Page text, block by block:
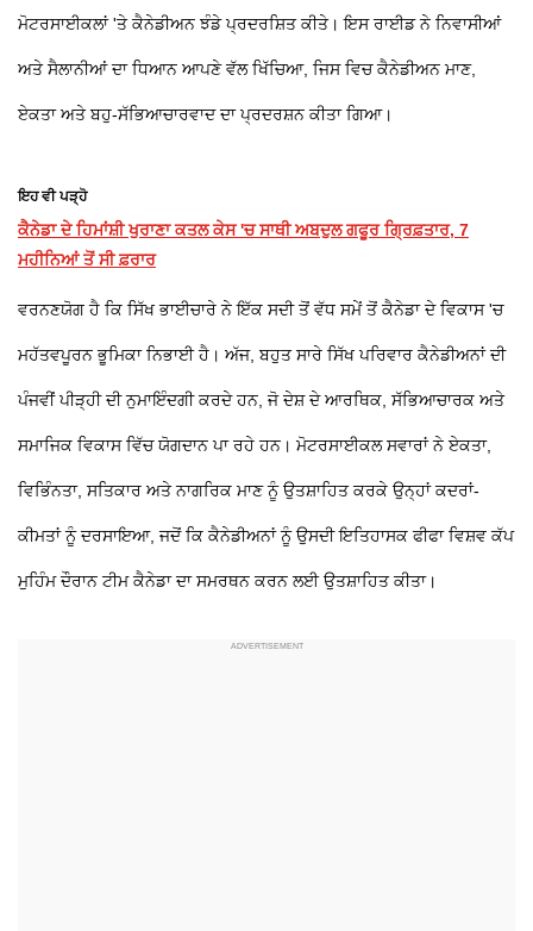
ਮੋਟਰਸਾਈਕਲਾਂ 'ਤੇ ਕੈਨੇਡੀਅਨ ਝੰਡੇ ਪ੍ਰਦਰਸ਼ਿਤ ਕੀਤੇ। ਇਸ ਰਾਈਡ ਨੇ ਨਿਵਾਸੀਆਂ
ਅਤੇ ਸੈਲਾਨੀਆਂ ਦਾ ਧਿਆਨ ਆਪਣੇ ਵੱਲ ਖਿੱਚਿਆ, ਜਿਸ ਵਿਚ ਕੈਨੇਡੀਅਨ ਮਾਣ,
ਏਕਤਾ ਅਤੇ ਬਹੁ-ਸੱਭਿਆਚਾਰਵਾਦ ਦਾ ਪ੍ਰਦਰਸ਼ਨ ਕੀਤਾ ਗਿਆ।
ਇਹ ਵੀ ਪੜ੍ਹੋ
ਕੈਨੇਡਾ ਦੇ ਹਿਮਾਂਸ਼ੀ ਖੁਰਾਣਾ ਕਤਲ ਕੇਸ 'ਚ ਸਾਥੀ ਅਬਦੁਲ ਗਫੂਰ ਗ੍ਰਿਫ਼ਤਾਰ, 7
ਮਹੀਨਿਆਂ ਤੋਂ ਸੀ ਫ਼ਰਾਰ
ਵਰਨਣਯੋਗ ਹੈ ਕਿ ਸਿੱਖ ਭਾਈਚਾਰੇ ਨੇ ਇੱਕ ਸਦੀ ਤੋਂ ਵੱਧ ਸਮੇਂ ਤੋਂ ਕੈਨੇਡਾ ਦੇ ਵਿਕਾਸ 'ਚ
ਮਹੱਤਵਪੂਰਨ ਭੂਮਿਕਾ ਨਿਭਾਈ ਹੈ। ਅੱਜ, ਬਹੁਤ ਸਾਰੇ ਸਿੱਖ ਪਰਿਵਾਰ ਕੈਨੇਡੀਅਨਾਂ ਦੀ
ਪੰਜਵੀਂ ਪੀੜ੍ਹੀ ਦੀ ਨੁਮਾਇੰਦਗੀ ਕਰਦੇ ਹਨ, ਜੋ ਦੇਸ਼ ਦੇ ਆਰਥਿਕ, ਸੱਭਿਆਚਾਰਕ ਅਤੇ
ਸਮਾਜਿਕ ਵਿਕਾਸ ਵਿੱਚ ਯੋਗਦਾਨ ਪਾ ਰਹੇ ਹਨ। ਮੋਟਰਸਾਈਕਲ ਸਵਾਰਾਂ ਨੇ ਏਕਤਾ,
ਵਿਭਿੰਨਤਾ, ਸਤਿਕਾਰ ਅਤੇ ਨਾਗਰਿਕ ਮਾਣ ਨੂੰ ਉਤਸ਼ਾਹਿਤ ਕਰਕੇ ਉਨ੍ਹਾਂ ਕਦਰਾਂ-
ਕੀਮਤਾਂ ਨੂੰ ਦਰਸਾਇਆ, ਜਦੋਂ ਕਿ ਕੈਨੇਡੀਅਨਾਂ ਨੂੰ ਉਸਦੀ ਇਤਿਹਾਸਕ ਫੀਫਾ ਵਿਸ਼ਵ ਕੱਪ
ਮੁਹਿੰਮ ਦੌਰਾਨ ਟੀਮ ਕੈਨੇਡਾ ਦਾ ਸਮਰਥਨ ਕਰਨ ਲਈ ਉਤਸ਼ਾਹਿਤ ਕੀਤਾ।